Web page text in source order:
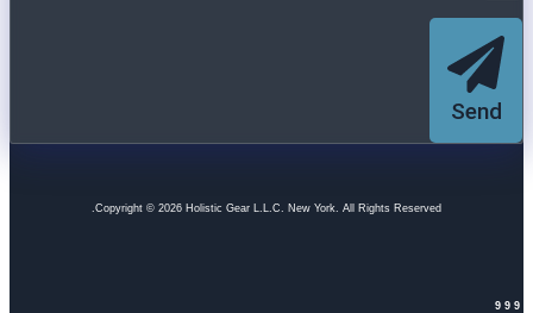
Send
Copyright © 2026 Holistic Gear L.L.C. New York. All Rights Reserved.
999